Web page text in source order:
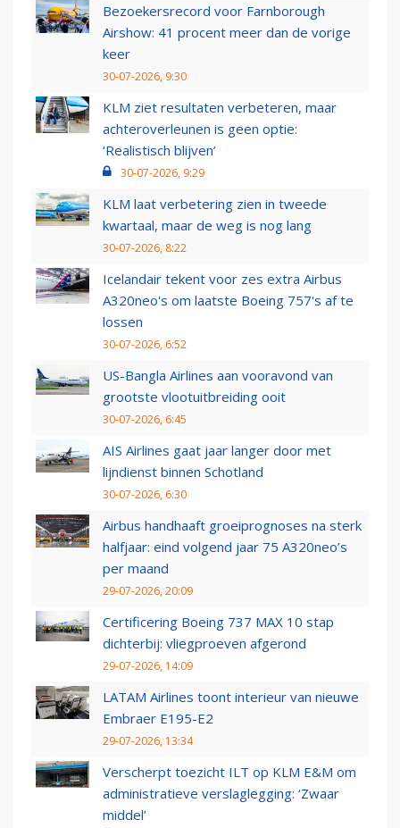
Bezoekersrecord voor Farnborough
Airshow: 41 procent meer dan de vorige
keer
30-07-2026, 9:30
KLM ziet resultaten verbeteren, maar
achteroverleunen is geen optie:
‘Realistisch blijven’
30-07-2026, 9:29
KLM laat verbetering zien in tweede
kwartaal, maar de weg is nog lang
30-07-2026, 8:22
Icelandair tekent voor zes extra Airbus
A320neo's om laatste Boeing 757's af te
lossen
30-07-2026, 6:52
US-Bangla Airlines aan vooravond van
grootste vlootuitbreiding ooit
30-07-2026, 6:45
AIS Airlines gaat jaar langer door met
lijndienst binnen Schotland
30-07-2026, 6:30
Airbus handhaaft groeiprognoses na sterk
halfjaar: eind volgend jaar 75 A320neo’s
per maand
29-07-2026, 20:09
Certificering Boeing 737 MAX 10 stap
dichterbij: vliegproeven afgerond
29-07-2026, 14:09
LATAM Airlines toont interieur van nieuwe
Embraer E195-E2
29-07-2026, 13:34
Verscherpt toezicht ILT op KLM E&M om
administratieve verslaglegging: ‘Zwaar
middel’